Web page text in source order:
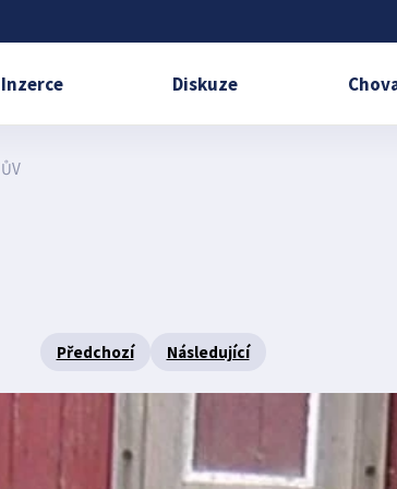
Inzerce Diskuze
Předchozí Následující